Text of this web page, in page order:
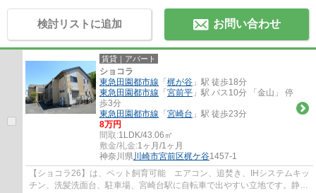
検討リストに追加 お問い合わせ
賃貸｜アパート
ショコラ
東急田園都市線 「 梶が谷 」駅 徒歩18分
東急田園都市線 「 宮前平 」駅 バス10分 「金山」 停
歩3分
東急田園都市線 「 宮崎台 」駅 徒歩23分
8万円
間取:1LDK/43.06㎡
敷金/礼金:1ヶ月/1ヶ月
神奈川県川崎市宮前区梶ケ谷1457-1
【ショコラ26】は、ペット飼育可能 エアコン、追焚き、IHシステムキッ
チン、洗髪洗面台、駐車場、宮崎台駅に自転車で出やすい立地です。静か